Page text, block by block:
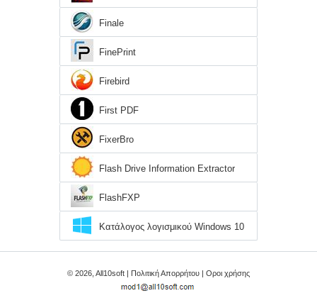
Finale
FinePrint
Firebird
First PDF
FixerBro
Flash Drive Information Extractor
FlashFXP
Κατάλογος λογισμικού Windows 10
© 2026, All10soft | Πολιτική Απορρήτου | Οροι χρήσης